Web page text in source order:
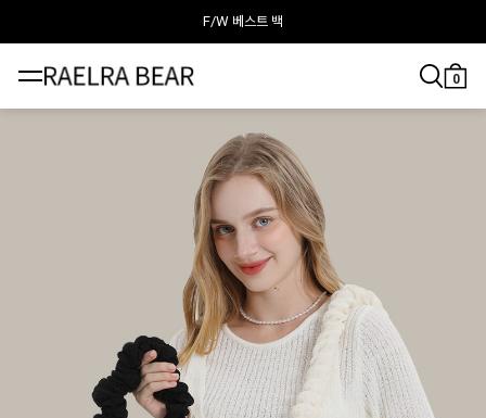
F/W 베스트 백
라엘라베어가 추천하는 이달의 백
0